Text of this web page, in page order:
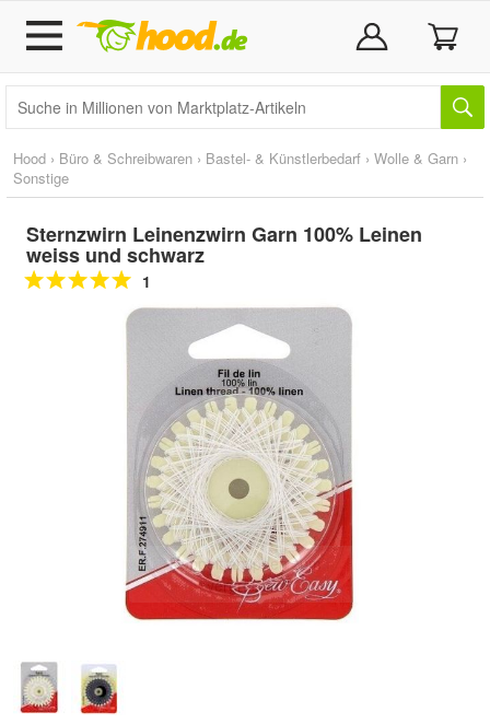
Hood › Büro & Schreibwaren › Bastel- & Künstlerbedarf › Wolle & Garn ›
Sonstige
Sternzwirn Leinenzwirn Garn 100% Leinen
weiss und schwarz
1
Doppelt antippen zum
vergrößern